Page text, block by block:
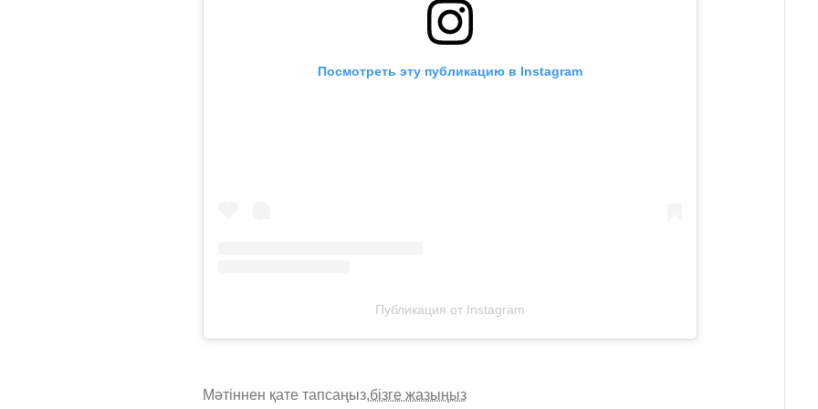
Посмотреть эту публикацию в Instagram
Публикация от Instagram
Мәтіннен қате тапсаңыз,бізге жазыңыз